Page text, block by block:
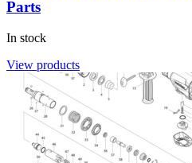
Parts
In stock
View products